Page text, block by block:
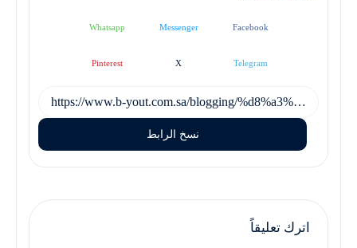
Facebook
Messenger
Whatsapp
Telegram
X
Pinterest
نسخ الرابط
اترك تعليقاً